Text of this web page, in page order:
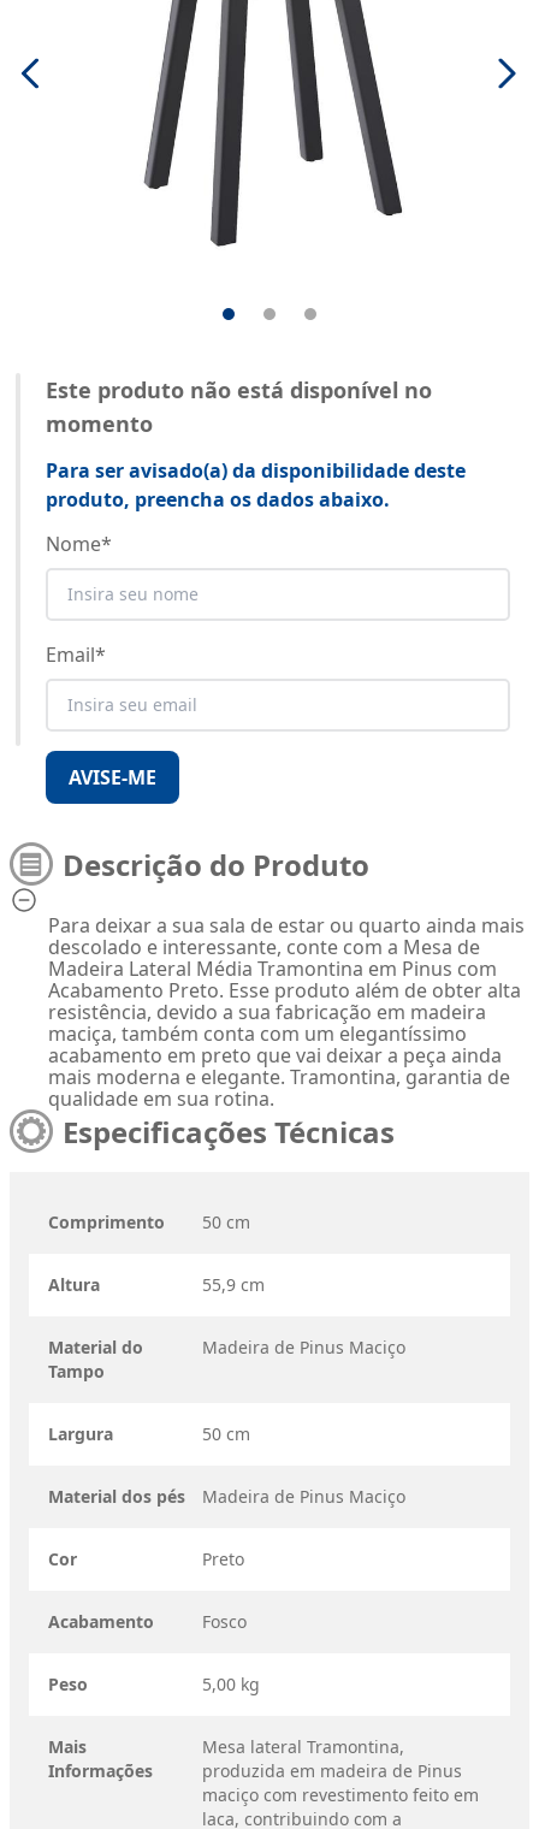
Este produto não está disponível no
momento
Para ser avisado(a) da disponibilidade deste
produto, preencha os dados abaixo.
Nome*
Email*
AVISE-ME
Descrição do Produto
Para deixar a sua sala de estar ou quarto ainda mais
descolado e interessante, conte com a Mesa de
Madeira Lateral Média Tramontina em Pinus com
Acabamento Preto. Esse produto além de obter alta
resistência, devido a sua fabricação em madeira
maciça, também conta com um elegantíssimo
acabamento em preto que vai deixar a peça ainda
mais moderna e elegante. Tramontina, garantia de
qualidade em sua rotina.
Especificações Técnicas
Comprimento 50 cm
Altura 55,9 cm
Material do
Tampo
Madeira de Pinus Maciço
Largura 50 cm
Material dos pés Madeira de Pinus Maciço
Cor Preto
Acabamento Fosco
Peso 5,00 kg
Mais
Informações
Mesa lateral Tramontina,
produzida em madeira de Pinus
maciço com revestimento feito em
laca, contribuindo com a